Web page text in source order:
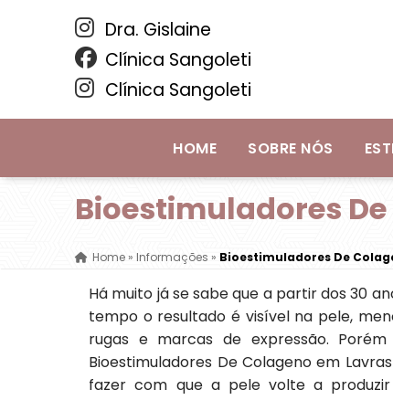
Dra. Gislaine
Clínica Sangoleti
Clínica Sangoleti
HOME SOBRE NÓS
Bioestimuladores
Home»Informações » Bioestimuladores De
Há muito já se sabe que a partir dos 30
tempo o resultado é visível na pele,
rugas e marcas de expressão.
Bioestimuladores De Colageno em
fazer com que a pele volte a